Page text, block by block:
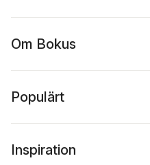
Om Bokus
Populärt
Inspiration